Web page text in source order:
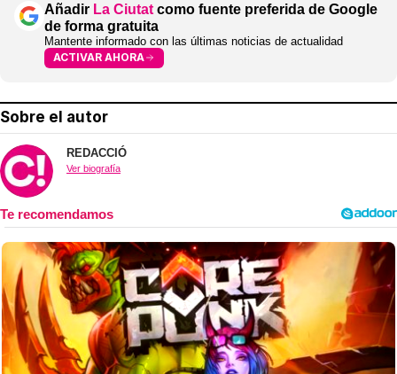
Añadir La Ciutat como fuente preferida de Google
de forma gratuita
Mantente informado con las últimas noticias de actualidad
ACTIVAR AHORA
Sobre el autor
REDACCIÓ
Ver biografía